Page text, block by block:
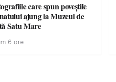
care spun poveștile
ajung la Muzeul de
Satu Mare
6 ore